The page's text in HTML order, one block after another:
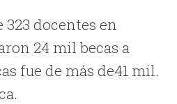
docentes en
24 mil becas a
fue de más de41 mil.